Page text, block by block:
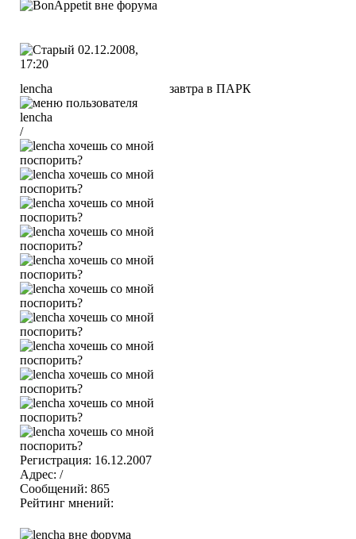
02.12.2008,
17:20
lencha
/
Регистрация: 16.12.2007
Адрес: /
Сообщений: 865
Рейтинг мнений:
завтра в ПАРК